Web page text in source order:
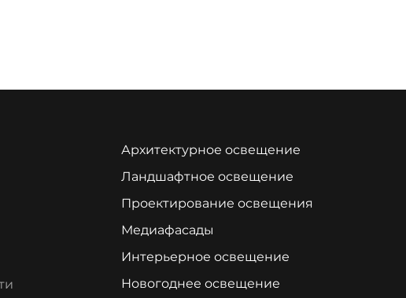
Архитектурное освещение
Ландшафтное освещение
Проектирование освещения
Медиафасады
Интерьерное освещение
Новогоднее освещение